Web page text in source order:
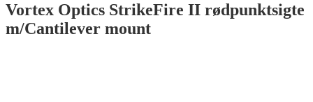
Vortex Optics StrikeFire II rødpunktsigte
m/Cantilever mount